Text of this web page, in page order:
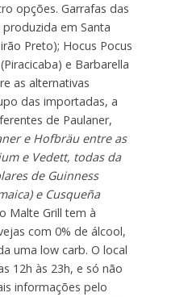
opções. Garrafas das
em Santa
Preto); Hocus Pocus
e Barbarella
as alternativas
das importadas, a
de Paulaner,
e Hofbräu entre as
e Vedett, todas da
de Guinness
e Cusqueña
Malte Grill tem à
com 0% de álcool,
uma low carb. O local
12h às 23h, e só não
informações pelo